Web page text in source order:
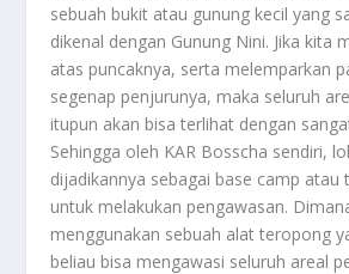
sebuah bukit atau gunung kecil yang
dikenal dengan Gunung Nini. Jika kita
atas puncaknya, serta melemparkan
segenap penjurunya, maka seluruh
itupun akan bisa terlihat dengan
Sehingga oleh KAR Bosscha sendiri,
dijadikannya sebagai base camp atau
untuk melakukan pengawasan.
menggunakan sebuah alat teropong
beliau bisa mengawasi seluruh areal